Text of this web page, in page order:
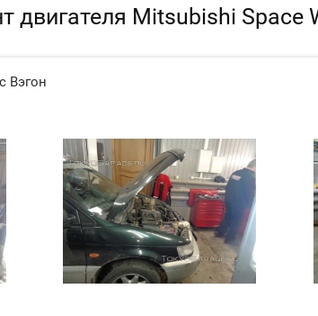
двигателя Mitsubishi
Вэгон